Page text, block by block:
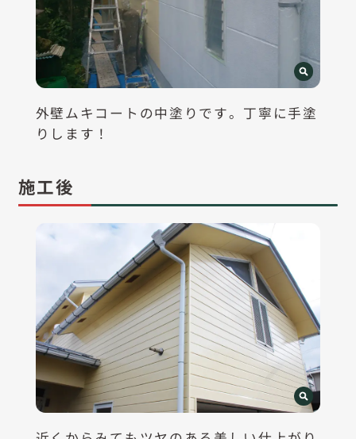
外壁ムキコートの中塗りです。丁寧に手塗
りします！
施工後